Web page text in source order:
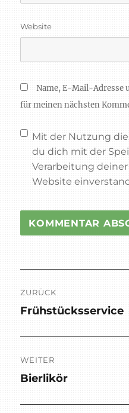
Website
Name, E-Mail-Adresse
für meinen nächsten
Mit der Nutzung
du dich mit der
Verarbeitung
Website
ZURÜCK
Vorheriger
Frühstücksservice
WEITER
Nächster
Bierlikör